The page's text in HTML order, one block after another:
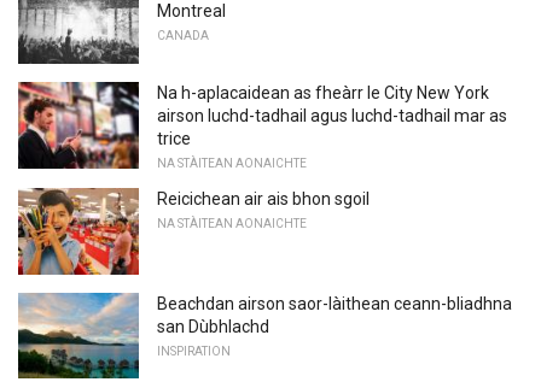
Montreal
CANADA
Na h-aplacaidean as fheàrr le City New York
airson luchd-tadhail agus luchd-tadhail mar as
trice
NA STÀITEAN AONAICHTE
Reicichean air ais bhon sgoil
NA STÀITEAN AONAICHTE
Beachdan airson saor-làithean ceann-bliadhna
san Dùbhlachd
INSPIRATION